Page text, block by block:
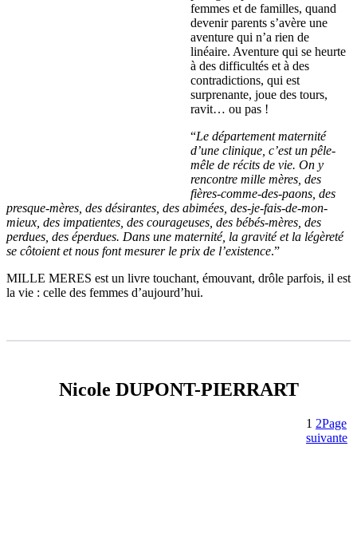
femmes et de familles, quand
devenir parents s’avère une
aventure qui n’a rien de
linéaire. Aventure qui se heurte
à des difficultés et à des
contradictions, qui est
surprenante, joue des tours,
ravit… ou pas !
“Le département maternité
d’une clinique, c’est un pêle-
mêle de récits de vie. On y
rencontre mille mères, des
fières-comme-des-paons, des
presque-mères, des désirantes, des abimées, des-je-fais-de-mon-
mieux, des impatientes, des courageuses, des bébés-mères, des
perdues, des éperdues. Dans une maternité, la gravité et la légèreté
se côtoient et nous font mesurer le prix de l’existence.”
MILLE MERES est un livre touchant, émouvant, drôle parfois, il est
la vie : celle des femmes d’aujourd’hui.
Nicole DUPONT-PIERRART
1 2Page
suivante